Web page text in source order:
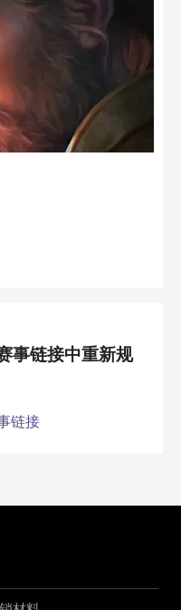
事链接中重新规
链接